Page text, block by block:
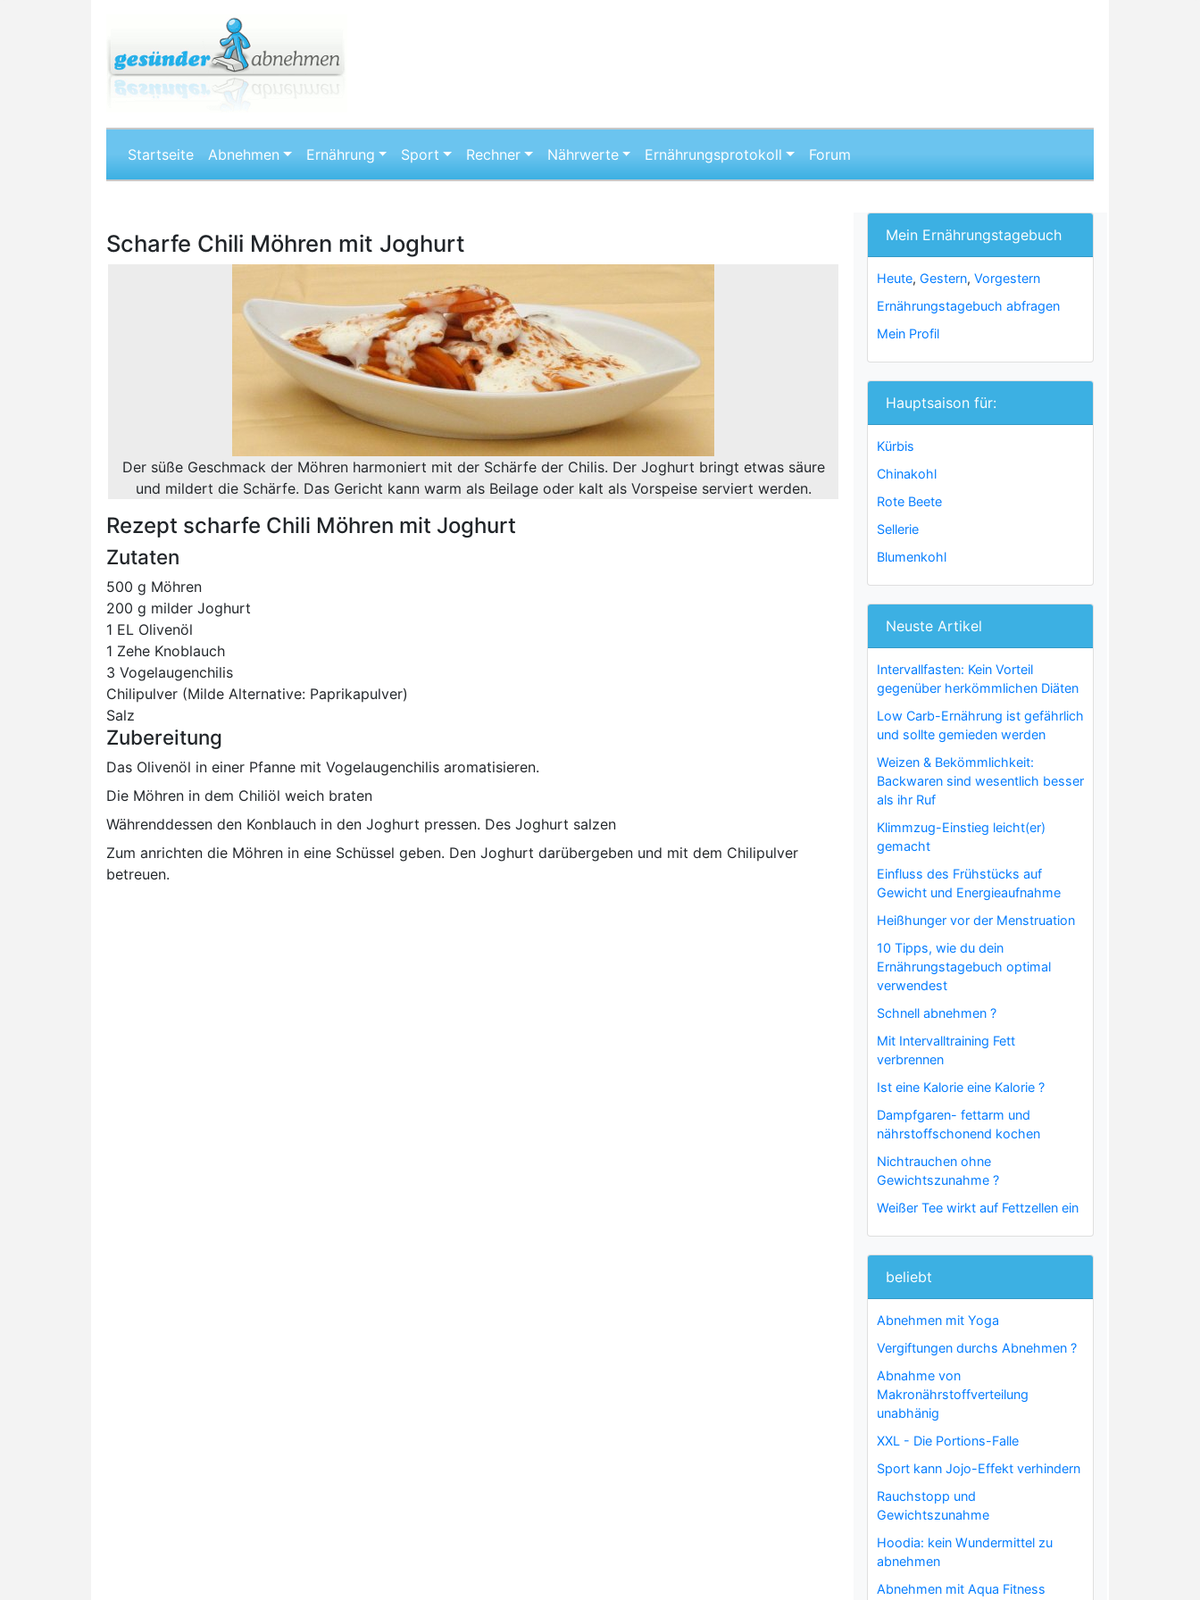
Startseite Abnehmen Ernährung Sport Rechner Nährwerte Ernährungsprotokoll Forum
Scharfe Chili Möhren mit Joghurt
Der süße Geschmack der Möhren harmoniert mit der Schärfe der Chilis. Der Joghurt bringt etwas säure
und mildert die Schärfe. Das Gericht kann warm als Beilage oder kalt als Vorspeise serviert werden.
Rezept scharfe Chili Möhren mit Joghurt
Zutaten
500 g Möhren
200 g milder Joghurt
1 EL Olivenöl
1 Zehe Knoblauch
3 Vogelaugenchilis
Chilipulver (Milde Alternative: Paprikapulver)
Salz
Zubereitung
Das Olivenöl in einer Pfanne mit Vogelaugenchilis aromatisieren.
Die Möhren in dem Chiliöl weich braten
Währenddessen den Konblauch in den Joghurt pressen. Des Joghurt salzen
Zum anrichten die Möhren in eine Schüssel geben. Den Joghurt darübergeben und mit dem Chilipulver
betreuen.
Mein Ernährungstagebuch
Heute, Gestern, Vorgestern
Ernährungstagebuch abfragen
Mein Profil
Hauptsaison für:
Kürbis
Chinakohl
Rote Beete
Sellerie
Blumenkohl
Neuste Artikel
Intervallfasten: Kein Vorteil
gegenüber herkömmlichen Diäten
Low Carb-Ernährung ist gefährlich
und sollte gemieden werden
Weizen & Bekömmlichkeit:
Backwaren sind wesentlich besser
als ihr Ruf
Klimmzug-Einstieg leicht(er)
gemacht
Einfluss des Frühstücks auf
Gewicht und Energieaufnahme
Heißhunger vor der Menstruation
10 Tipps, wie du dein
Ernährungstagebuch optimal
verwendest
Schnell abnehmen ?
Mit Intervalltraining Fett
verbrennen
Ist eine Kalorie eine Kalorie ?
Dampfgaren- fettarm und
nährstoffschonend kochen
Nichtrauchen ohne
Gewichtszunahme ?
Weißer Tee wirkt auf Fettzellen ein
beliebt
Abnehmen mit Yoga
Vergiftungen durchs Abnehmen ?
Abnahme von
Makronährstoffverteilung
unabhänig
XXL - Die Portions-Falle
Sport kann Jojo-Effekt verhindern
Rauchstopp und
Gewichtszunahme
Hoodia: kein Wundermittel zu
abnehmen
Abnehmen mit Aqua Fitness